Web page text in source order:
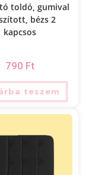
toldó, gumival
bézs 2
kapcsos
790 Ft
teszem